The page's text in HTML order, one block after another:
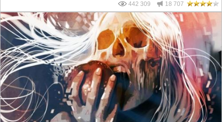
442 309 18 707